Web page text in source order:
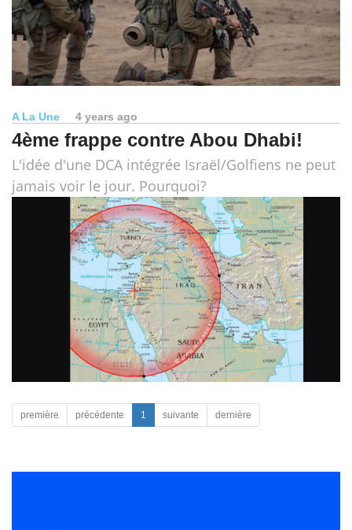
A La Une 4 years ago
4ème frappe contre Abou Dhabi!
L'idée d'une DCA intégrée Israël/Golfiens ne peut
jamais voir le jour. Pourquoi?
première précédente 1 suivante dernière